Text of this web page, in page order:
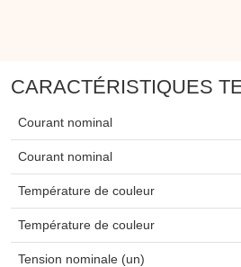
CARACTÉRISTIQUES
Courant nominal
Courant nominal
Température de couleur
Température de couleur
Tension nominale (un)